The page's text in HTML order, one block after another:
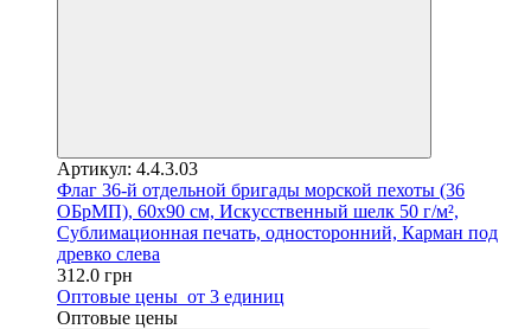
Артикул: 4.4.3.03
Флаг 36-й отдельной бригады морской пехоты (36
ОБрМП), 60х90 см, Искусственный шелк 50 г/м²,
Сублимационная печать, односторонний, Карман под
древко слева
312.0 грн
Оптовые цены от 3 единиц
Оптовые цены